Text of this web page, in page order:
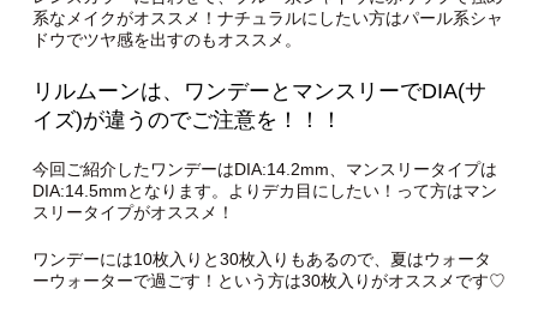
じゅわっとブルーグレーが内側から発色していて本当に綺麗な
カラー。若干のデカ目効果も嬉しいポイント。
内側のベージュカラーがアクセントになっていて、みずみずし
さとキラキラ感を両方演出してくれています。
系なメイクがオススメ！ナチュラルにしたい方はパール系シャ
ドウでツヤ感を出すのもオススメ。
リルムーンは、ワンデーとマンスリーでDIA(サ
イズ)が違うのでご注意を！！！